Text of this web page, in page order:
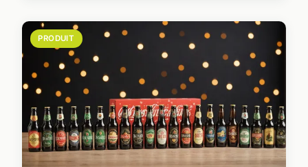
PRODUIT